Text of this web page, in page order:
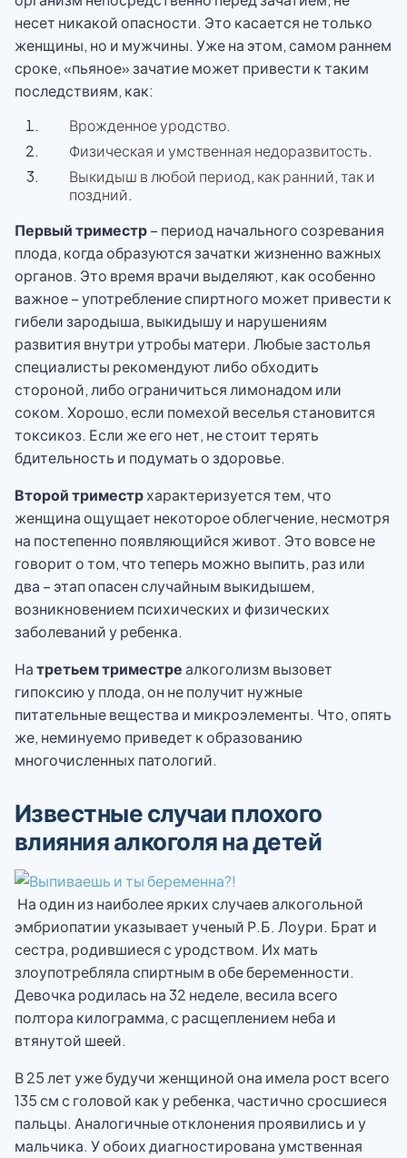
несет никакой опасности. Это касается не только
женщины, но и мужчины. Уже на этом, самом раннем
сроке, «пьяное» зачатие может привести к таким
последствиям, как:
Врожденное уродство.
Физическая и умственная недоразвитость.
Выкидыш в любой период, как ранний, так и
поздний.
Первый триместр– период начального созревания
плода, когда образуются зачатки жизненно важных
органов. Это время врачи выделяют, как особенно
важное – употребление спиртного может привести к
гибели зародыша, выкидышу и нарушениям
развития внутри утробы матери. Любые застолья
специалисты рекомендуют либо обходить
стороной, либо ограничиться лимонадом или
соком. Хорошо, если помехой веселья становится
токсикоз. Если же его нет, не стоит терять
бдительность и подумать о здоровье.
Второй триместрхарактеризуется тем, что
женщина ощущает некоторое облегчение, несмотря
на постепенно появляющийся живот. Это вовсе не
говорит о том, что теперь можно выпить, раз или
два – этап опасен случайным выкидышем,
возникновением психических и физических
заболеваний у ребенка.
Натретьем триместреалкоголизм вызовет
гипоксию у плода, он не получит нужные
питательные вещества и микроэлементы. Что, опять
же, неминуемо приведет к образованию
многочисленных патологий.
Известные случаи плохого
влияния алкоголя на детей
На один из наиболее ярких случаев алкогольной
эмбриопатии указывает ученый Р.Б. Лоури. Брат и
сестра, родившиеся с уродством. Их мать
злоупотребляла спиртным в обе беременности.
Девочка родилась на 32 неделе, весила всего
полтора килограмма, с расщеплением неба и
втянутой шеей.
В 25 лет уже будучи женщиной она имела рост всего
135 см с головой как у ребенка, частично сросшиеся
пальцы. Аналогичные отклонения проявились и у
мальчика. У обоих диагностирована умственная